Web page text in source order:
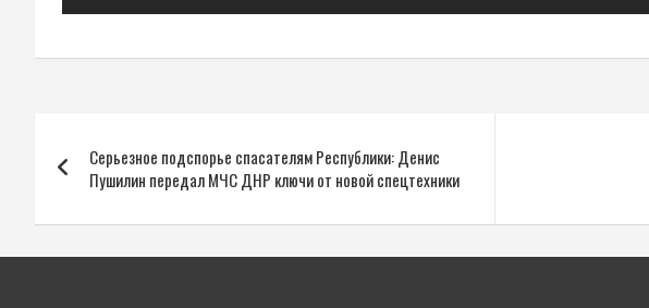
по
записям
Серьезное подспорье спасателям Республики: Денис
Пушилин передал МЧС ДНР ключи от новой спецтехники